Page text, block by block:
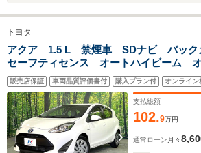
トヨタ
アクア 1.5 L 禁煙車 SDナビ バッ
セーフティセンス オートハイビーム
ン Bluetooth ステアリングスイッチ
キーレス 電動格納ミラー
販売店保証 車両品質評価書付 購入プラン付 オンライン
支払総額
102.9万円
通常ローン 月々